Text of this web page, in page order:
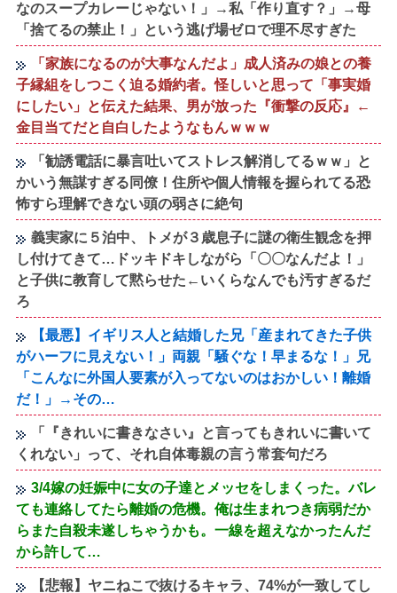
なのスープカレーじゃない！」→私「作り直す？」→母
「捨てるの禁止！」という逃げ場ゼロで理不尽すぎた
「家族になるのが大事なんだよ」成人済みの娘との養
子縁組をしつこく迫る婚約者。怪しいと思って「事実婚
にしたい」と伝えた結果、男が放った『衝撃の反応』←
金目当てだと自白したようなもんｗｗｗ
「勧誘電話に暴言吐いてストレス解消してるｗｗ」と
かいう無謀すぎる同僚！住所や個人情報を握られてる恐
怖すら理解できない頭の弱さに絶句
義実家に５泊中、トメが３歳息子に謎の衛生観念を押
し付けてきて…ドッキドキしながら「〇〇なんだよ！」
と子供に教育して黙らせた←いくらなんでも汚すぎるだ
ろ
【最悪】イギリス人と結婚した兄「産まれてきた子供
がハーフに見えない！」両親「騒ぐな！早まるな！」兄
「こんなに外国人要素が入ってないのはおかしい！離婚
だ！」→その…
「『きれいに書きなさい』と言ってもきれいに書いて
くれない」って、それ自体毒親の言う常套句だろ
3/4嫁の妊娠中に女の子達とメッセをしまくった。バレ
ても連絡してたら離婚の危機。俺は生まれつき病弱だか
らまた自殺未遂しちゃうかも。一線を超えなかったんだ
から許して…
【悲報】ヤニねこで抜けるキャラ、74%が一致してし